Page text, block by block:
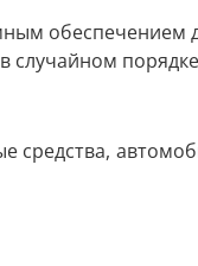
обеспечением
случайном
средства,